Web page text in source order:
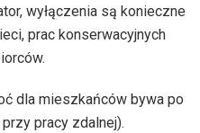
wyłączenia są konieczne
prac konserwacyjnych
dla mieszkańców bywa po
pracy zdalnej).